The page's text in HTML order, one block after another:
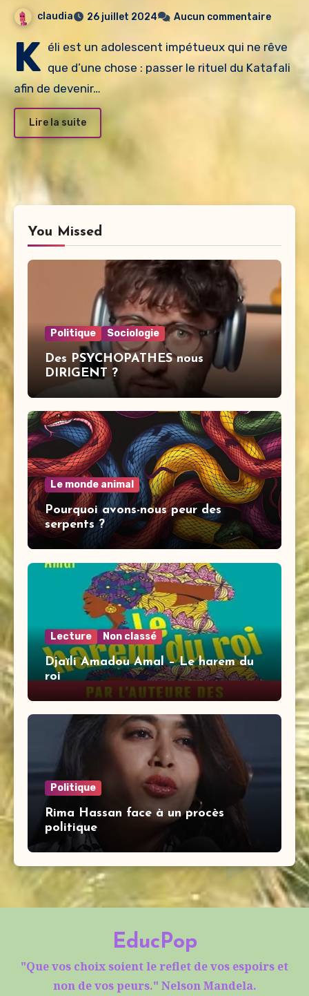
claudia 26 juillet 2024 Aucun commentaire
K éli est un adolescent impétueux qui ne rêve
que d’une chose : passer le rituel du Katafali
afin de devenir…
Lire la suite
You Missed
Politique Sociologie
Des PSYCHOPATHES nous
DIRIGENT ?
Le monde animal
Pourquoi avons-nous peur des
serpents ?
Lecture Non classé
Djaïli Amadou Amal – Le harem du
roi
Politique
Rima Hassan face à un procès
politique
EducPop
"Que vos choix soient le reflet de vos espoirs et
non de vos peurs." Nelson Mandela.